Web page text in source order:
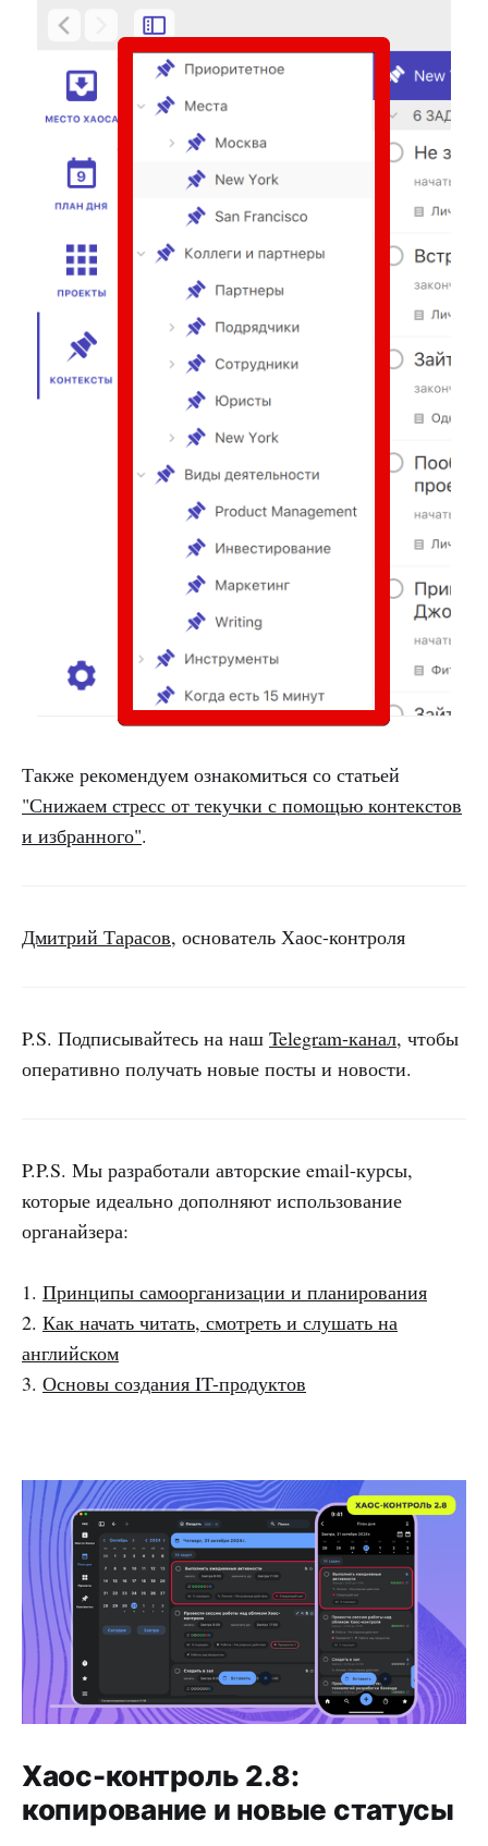
Также рекомендуем ознакомиться со статьей
"Снижаем стресс от текучки с помощью контекстов
и избранного".
Дмитрий Тарасов, основатель Хаос-контроля
P.S. Подписывайтесь на наш Telegram-канал, чтобы
оперативно получать новые посты и новости.
P.P.S. Мы разработали авторские email-курсы,
которые идеально дополняют использование
органайзера:
1. Принципы самоорганизации и планирования
2. Как начать читать, смотреть и слушать на
английском
3. Основы создания IT-продуктов
Хаос-контроль 2.8:
копирование и новые статусы